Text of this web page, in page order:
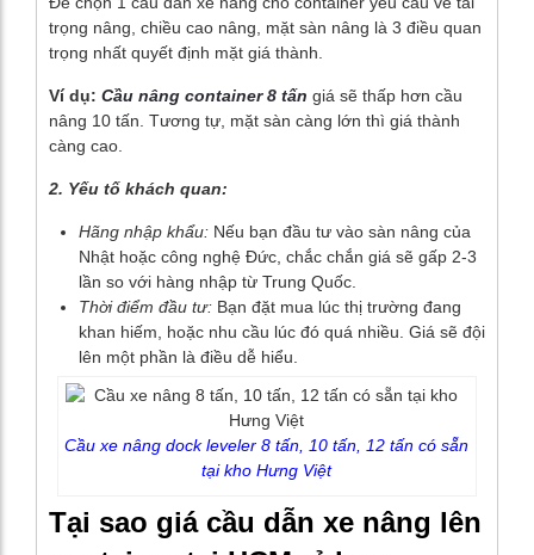
trọng nâng, chiều cao nâng, mặt sàn nâng là 3 điều quan
trọng nhất quyết định mặt giá thành.
Ví dụ: Cầu nâng container 8 tấn giá sẽ thấp hơn cầu
nâng 10 tấn. Tương tự, mặt sàn càng lớn thì giá thành
càng cao.
2. Yếu tố khách quan:
Hãng nhập khẩu: Nếu bạn đầu tư vào sàn nâng của
Nhật hoặc công nghệ Đức, chắc chắn giá sẽ gấp 2-3
lần so với hàng nhập từ Trung Quốc.
Thời điểm đầu tư: Bạn đặt mua lúc thị trường đang
khan hiếm, hoặc nhu cầu lúc đó quá nhiều. Giá sẽ đội
lên một phần là điều dễ hiểu.
Cầu xe nâng dock leveler 8 tấn, 10 tấn, 12 tấn có sẵn
tại kho Hưng Việt
Tại sao giá cầu dẫn xe nâng lên